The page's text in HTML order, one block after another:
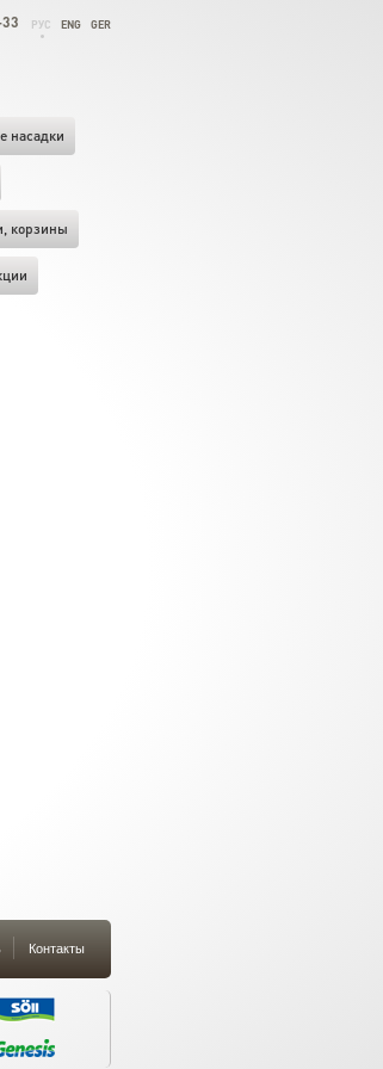
РУС ENG GER
насадки
корзины
Контакты